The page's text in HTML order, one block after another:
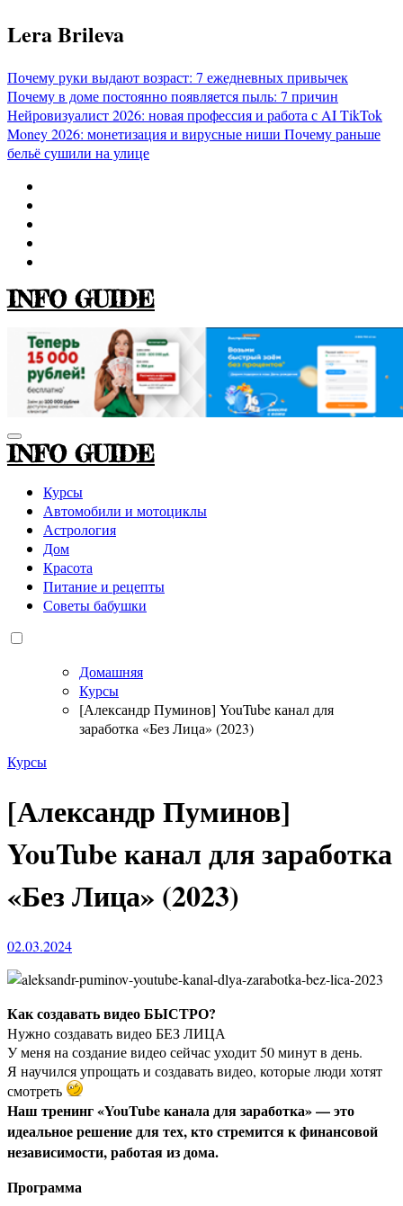
Перейти
к
Lera Brileva
Почему руки выдают возраст: 7 ежедневных привычек
Почему в доме постоянно появляется пыль: 7 причин
Нейровизуалист 2026: новая профессия и работа с AITikTok
Money 2026: монетизация и вирусные ниши Почему раньше
бельё сушили на улице
INFO GUIDE
INFO GUIDE
Курсы
Автомобили и мотоциклы
Астрология
Дом
Красота
Питание и рецепты
Советы бабушки
Домашняя
Курсы
[Александр Пуминов] YouTube канал для
заработка «Без Лица» (2023)
Курсы
[Александр Пуминов]
YouTube канал для заработка
«Без Лица» (2023)
02.03.2024
Как создавать видео БЫСТРО?
Нужно создавать видео БЕЗ ЛИЦА
У меня на создание видео сейчас уходит 50 минут в день.
Я научился упрощать и создавать видео, которые люди хотят
смотреть
Наш тренинг «YouTube канала для заработка» — это
идеальное решение для тех, кто стремится к финансовой
независимости, работая из дома.
Программа